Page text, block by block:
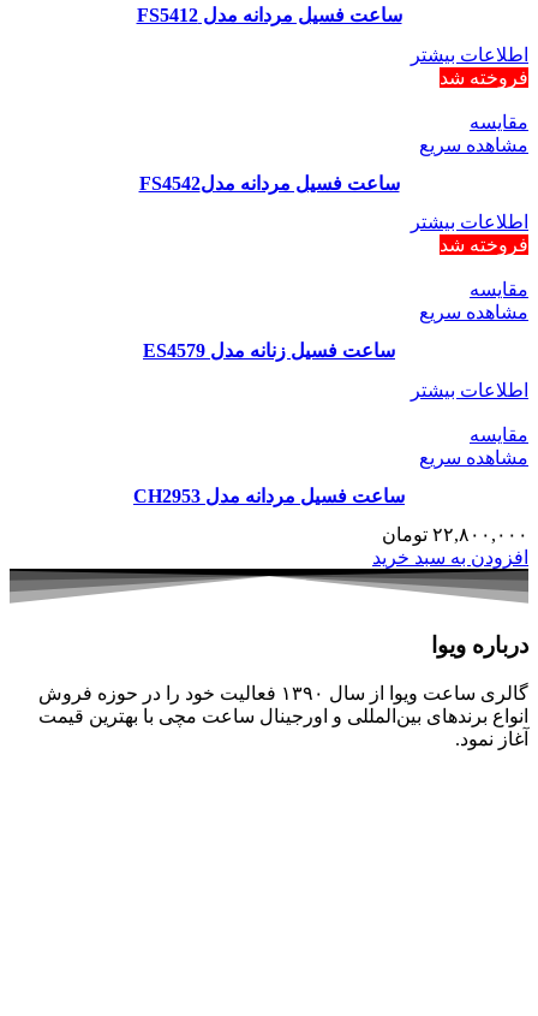
ساعت فسیل مردانه مدل FS5412
اطلاعات بیشتر
فروخته شد
مقایسه
مشاهده سریع
ساعت فسیل مردانه مدلFS4542
اطلاعات بیشتر
فروخته شد
مقایسه
مشاهده سریع
ساعت فسیل زنانه مدل ES4579
اطلاعات بیشتر
مقایسه
مشاهده سریع
ساعت فسیل مردانه مدل CH2953
۲۲,۸۰۰,۰۰۰ تومان
افزودن به سبد خرید
درباره ویوا
گالری ساعت ویوا از سال ۱۳۹۰ فعالیت خود را در حوزه فروش
انواع برندهای بین‌المللی و اورجینال ساعت مچی با بهترین قیمت
آغاز نمود.